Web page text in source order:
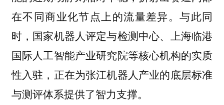
在不同商业化节点上的流量差异。与此同
时，国家机器人评定与检测中心、上海临港
国际人工智能产业研究院等核心机构的实质
性入驻，正在为张江机器人产业的底层标准
与测评体系提供了智力支撑。